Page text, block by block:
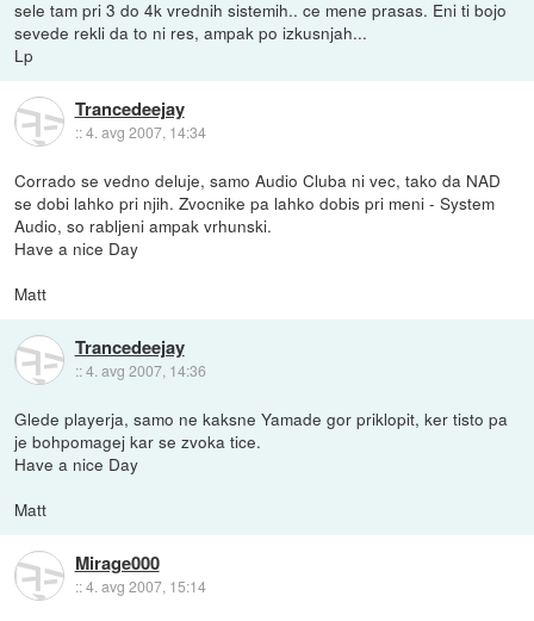
sele tam pri 3 do 4k vrednih sistemih.. ce mene prasas. Eni ti bojo
sevede rekli da to ni res, ampak po izkusnjah...
Lp
Trancedeejay
::4. avg 2007, 14:34
Corrado se vedno deluje, samo Audio Cluba ni vec, tako da NAD
se dobi lahko pri njih. Zvocnike pa lahko dobis pri meni - System
Audio, so rabljeni ampak vrhunski.
Have a nice Day
Matt
Trancedeejay
::4. avg 2007, 14:36
Glede playerja, samo ne kaksne Yamade gor priklopit, ker tisto pa
je bohpomagej kar se zvoka tice.
Have a nice Day
Matt
Mirage000
::4. avg 2007, 15:14